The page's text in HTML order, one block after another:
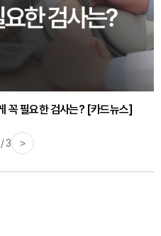
꼭 필요한 검사는? [카드뉴스]
는 4가지 영양제 [카드뉴스]
3 >